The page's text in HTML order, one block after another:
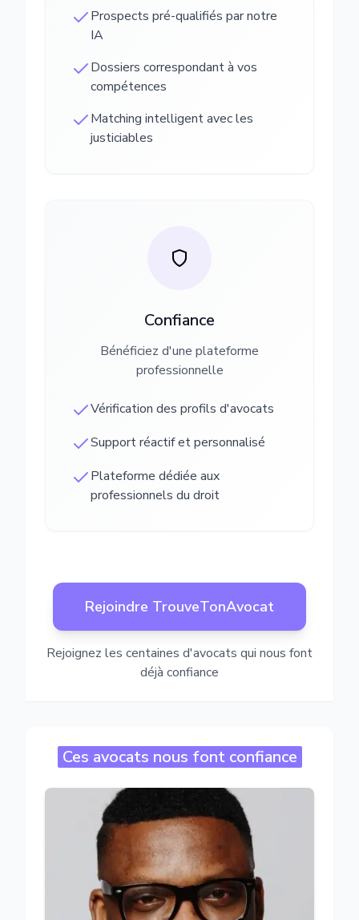
Prospects pré-qualifiés par notre
IA
Dossiers correspondant à vos
compétences
Matching intelligent avec les
justiciables
Confiance
Bénéficiez d'une plateforme
professionnelle
Vérification des profils d'avocats
Support réactif et personnalisé
Plateforme dédiée aux
professionnels du droit
Rejoindre TrouveTonAvocat
Rejoignez les centaines d'avocats qui nous font
déjà confiance
Ces avocats nous font confiance